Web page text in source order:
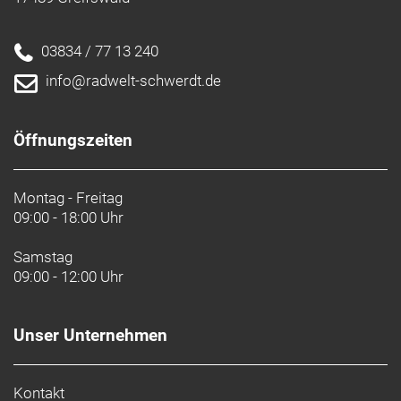
03834 / 77 13 240
info@radwelt-schwerdt.de
Öffnungszeiten
Montag - Freitag
09:00 - 18:00 Uhr
Samstag
09:00 - 12:00 Uhr
Unser Unternehmen
Kontakt